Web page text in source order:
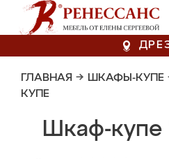
ГЛАВНАЯ → ШКАФЫ-КУПЕ
КУПЕ
Шкаф-